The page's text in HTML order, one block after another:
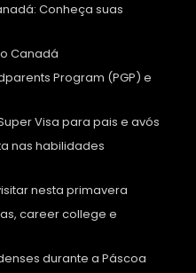
Conheça suas
Canadá
Program (PGP) e
Visa para pais e avós
nas habilidades
nesta primavera
career college e
durante a Páscoa